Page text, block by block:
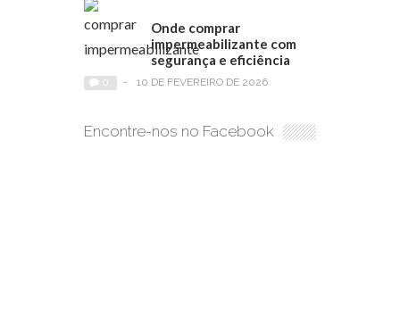
Onde comprar
impermeabilizante com
segurança e eficiência
- 10 DE FEVEREIRO DE 2026
Encontre-nos no Facebook